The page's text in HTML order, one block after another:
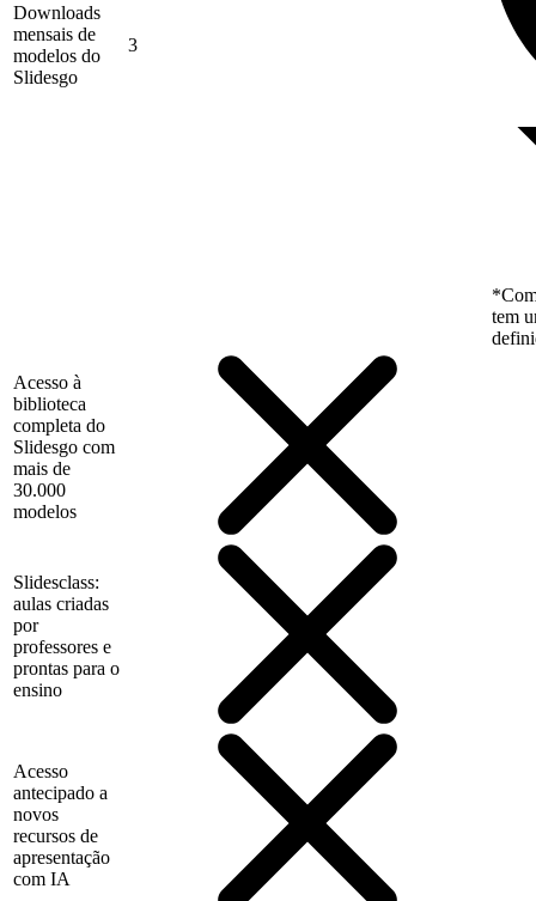
Downloads
mensais de
modelos do
Slidesgo
3
tem
Acesso à
biblioteca
completa do
Slidesgo com
mais de
30.000
modelos
Slidesclass:
aulas criadas
por
professores e
prontas para o
ensino
Acesso
antecipado a
novos
recursos de
apresentação
com IA